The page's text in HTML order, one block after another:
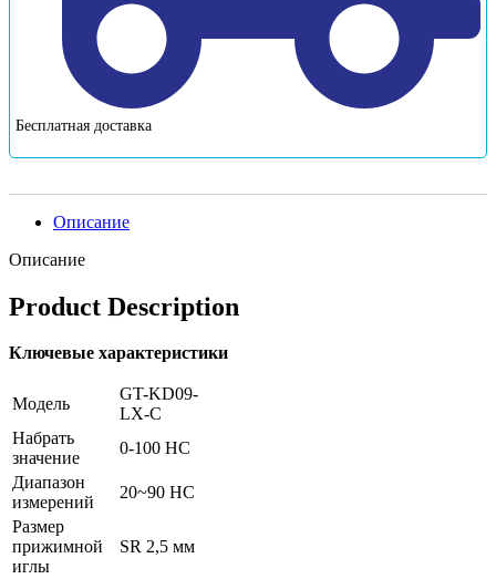
Бесплатная доставка
Описание
Описание
Product Description
Ключевые характеристики
Модель
GT-KD09-
LX-С
Набрать
значение
0-100 HC
Диапазон
измерений
20~90 HC
Размер
прижимной
иглы
SR 2,5 мм